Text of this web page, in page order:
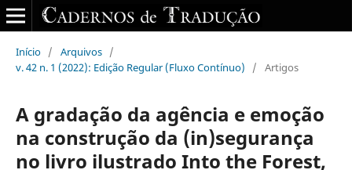
Início / Arquivos /
v. 42 n. 1 (2022): Edição Regular (Fluxo Contínuo)
/ Artigos
A gradação da agência e emoção
na construção da (in)segurança
no livro ilustrado Into the Forest,